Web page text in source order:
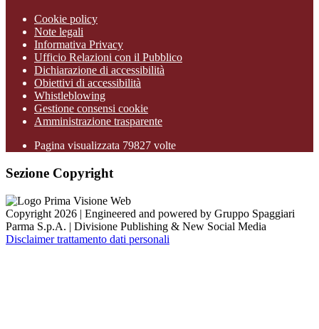
Cookie policy
Note legali
Informativa Privacy
Ufficio Relazioni con il Pubblico
Dichiarazione di accessibilità
Obiettivi di accessibilità
Whistleblowing
Gestione consensi cookie
Amministrazione trasparente
Pagina visualizzata 79827 volte
Sezione Copyright
Copyright 2026 | Engineered and powered by Gruppo Spaggiari
Parma S.p.A. | Divisione Publishing & New Social Media
Disclaimer trattamento dati personali